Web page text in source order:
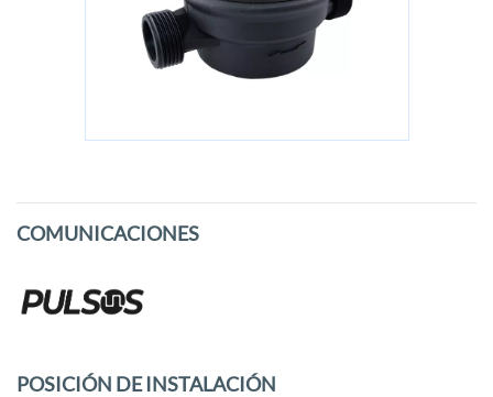
COMUNICACIONES
POSICIÓN DE INSTALACIÓN